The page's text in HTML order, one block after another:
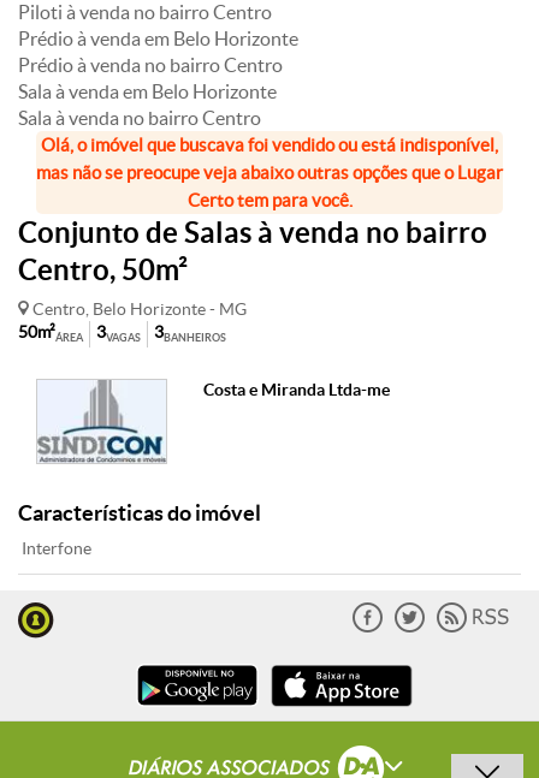
Piloti à venda no bairro Centro
Prédio à venda em Belo Horizonte
Prédio à venda no bairro Centro
Sala à venda em Belo Horizonte
Sala à venda no bairro Centro
Olá, o imóvel que buscava foi vendido ou está indisponível,
mas não se preocupe veja abaixo outras opções que o Lugar
Certo tem para você.
Conjunto de Salas à venda no bairro
Centro, 50m²
Centro, Belo Horizonte - MG
ÁREA
50m² VAGAS
3 BANHEIROS
3
Costa e Miranda Ltda-me
Características do imóvel
Interfone